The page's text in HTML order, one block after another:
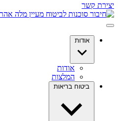
יצירת קשר
אודות
אודות
המלצות
ביטוח בריאות